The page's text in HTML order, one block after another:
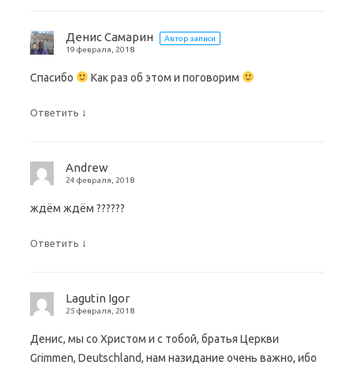
Денис Самарин
Автор записи
19 февраля, 2018
Спасибо Как раз об этом и поговорим
Ответить ↓
Andrew
24 февраля, 2018
ждём ждём ??????
Ответить ↓
Lagutin Igor
25 февраля, 2018
Денис, мы со Христом и с тобой, братья Церкви
Grimmen, Deutschland, нам назидание очень важно, ибо